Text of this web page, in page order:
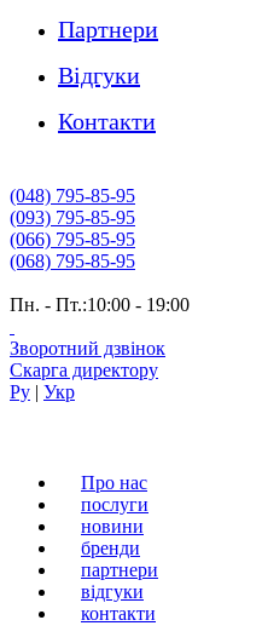
Партнери
Вiдгуки
Контакти
(048) 795-85-95
(093) 795-85-95
(066) 795-85-95
(068) 795-85-95
Пн. - Пт.:10:00 - 19:00
Зворотний дзвінок
Скарга директору
Ру | Укр
Про нас
послуги
новини
бренди
партнери
вiдгуки
контакти